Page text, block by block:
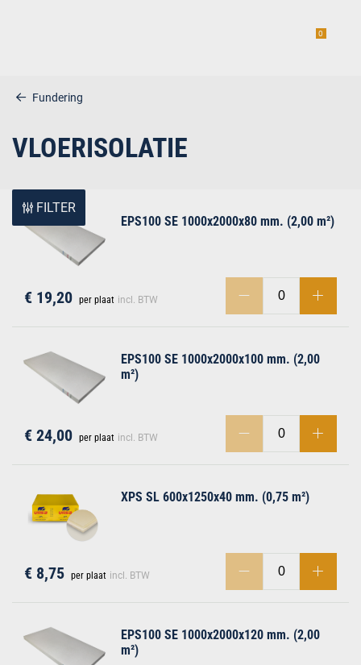
0
Fundering
VLOERISOLATIE
FILTER
EPS100 SE 1000x2000x80 mm. (2,00 m²)
€ 19,20 per plaat incl. BTW
EPS100 SE 1000x2000x100 mm. (2,00
m²)
€ 24,00 per plaat incl. BTW
XPS SL 600x1250x40 mm. (0,75 m²)
€ 8,75 per plaat incl. BTW
EPS100 SE 1000x2000x120 mm. (2,00
m²)